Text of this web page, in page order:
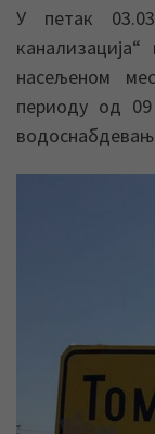
У петак
насељеном
периоду од